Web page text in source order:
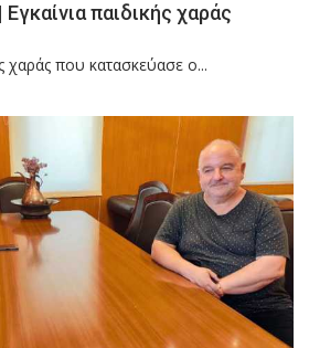
παιδικής χαράς
χαράς που κατασκεύασε ο...